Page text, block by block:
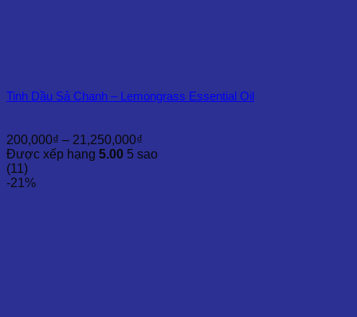
Tinh Dầu Sả Chanh – Lemongrass Essential Oil
200,000₫ – 21,250,000₫
giá:
Được xếp hạng 5.00 5 sao
(11)
-21%